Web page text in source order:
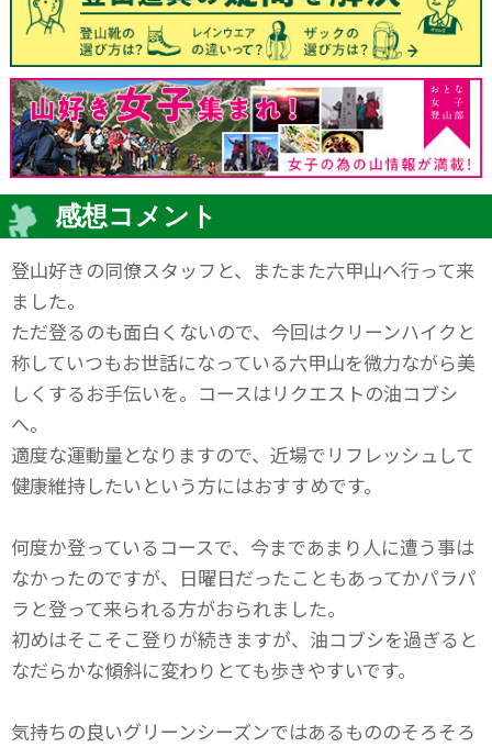
感想コメント
登山好きの同僚スタッフと、またまた六甲山へ行って来
ました。
ただ登るのも面白くないので、今回はクリーンハイクと
称していつもお世話になっている六甲山を微力ながら美
しくするお手伝いを。コースはリクエストの油コブシ
へ。
適度な運動量となりますので、近場でリフレッシュして
健康維持したいという方にはおすすめです。
何度か登っているコースで、今まであまり人に遭う事は
なかったのですが、日曜日だったこともあってかパラパ
ラと登って来られる方がおられました。
初めはそこそこ登りが続きますが、油コブシを過ぎると
なだらかな傾斜に変わりとても歩きやすいです。
気持ちの良いグリーンシーズンではあるもののそろそろ